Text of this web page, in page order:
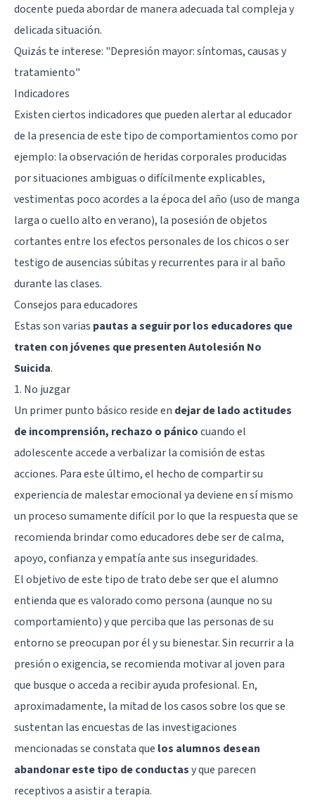
docente pueda abordar de manera adecuada tal compleja y
delicada situación.
Quizás te interese: "Depresión mayor: síntomas, causas y
tratamiento"
Indicadores
Existen ciertos indicadores que pueden alertar al educador
de la presencia de este tipo de comportamientos como por
ejemplo: la observación de heridas corporales producidas
por situaciones ambiguas o difícilmente explicables,
vestimentas poco acordes a la época del año (uso de manga
larga o cuello alto en verano), la posesión de objetos
cortantes entre los efectos personales de los chicos o ser
testigo de ausencias súbitas y recurrentes para ir al baño
durante las clases.
Consejos para educadores
Estas son varias pautas a seguir por los educadores que
traten con jóvenes que presenten Autolesión No
Suicida.
1. No juzgar
Un primer punto básico reside en dejar de lado actitudes
de incomprensión, rechazo o pánicocuando el
adolescente accede a verbalizar la comisión de estas
acciones. Para este último, el hecho de compartir su
experiencia de malestar emocional ya deviene en sí mismo
un proceso sumamente difícil por lo que la respuesta que se
recomienda brindar como educadores debe ser de calma,
apoyo, confianza y empatía ante sus inseguridades.
El objetivo de este tipo de trato debe ser que el alumno
entienda que es valorado como persona (aunque no su
comportamiento) y que perciba que las personas de su
entorno se preocupan por él y su bienestar. Sin recurrir a la
presión o exigencia, se recomienda motivar al joven para
que busque o acceda a recibir ayuda profesional. En,
aproximadamente, la mitad de los casos sobre los que se
sustentan las encuestas de las investigaciones
mencionadas se constata que los alumnos desean
abandonar este tipo de conductasy que parecen
receptivos a asistir a terapia.